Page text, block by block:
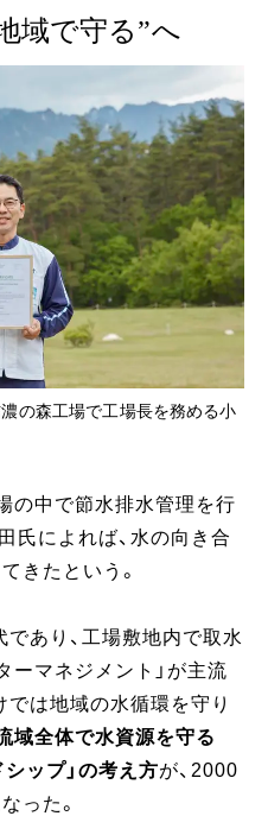
域で守る”へ
の森工場で工場長を務める小
の中で節水排水管理を行
氏によれば、水の向き合
きたという。
あり、工場敷地内で取水
ーマネジメント」が主流
では地域の水循環を守り
域全体で水資源を守る
シップ」の考え方が、2000
った。